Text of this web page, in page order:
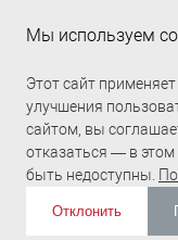
Прямая связь Profi
Мы используем
Этот сайт
улучшения
сайтом, вы
отказаться — в этом
быть недоступны.
Отклонить